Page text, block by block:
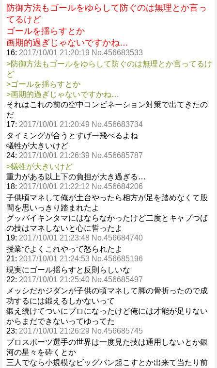
防御方法もゴールをゆらして防ぐのは無理とか言っ
てるけど
ゴールを揺らすとか
画期的過ぎじゃないですかね…
16: 2017/10/01 21:20:19 No.456683533
>防御方法もゴールをゆらして防ぐのは無理とか言ってるけ
ど
>ゴールを揺らすとか
>画期的過ぎじゃないですかね…
それはこれの前の空中コンビネーション対策で出てきたの
だ
17: 2017/10/01 21:20:49 No.456683734
タイミングが合うとすげー飛べるよね
犠牲が大きいけど
24: 2017/10/01 21:26:39 No.456685787
>犠牲が大きいけど
重力がある以上下の負担が大き過ぎる…
18: 2017/10/01 21:22:12 No.456684206
子供頃マネして俺が土台やったら相方が足を踏めなくて股
間を思いっきり踏まれたよ
グッバイキンタマにはならなかったけど二度とキャプつば
の技はマネしないと心に誓ったよ
19: 2017/10/01 21:23:48 No.456684740
授業でよくこれやって怒られたよ
21: 2017/10/01 21:24:53 No.456685196
現実にゴール揺らすと反則らしいな
22: 2017/10/01 21:25:40 No.456685497
メッシだかジダンが子供の頃マネして脚の骨折ったので成
功するには鍛えるしかないって
鍛え続けてついにプロになったけど俺には才能が足りない
からまだできないってゆってた
23: 2017/10/01 21:26:29 No.456685745
プロスポーツ選手の世界は一度見た技は通用しないとか銀
河の星々を砕くとか
三人でなら小規模なビッグバン起こすとか出来て当たり前